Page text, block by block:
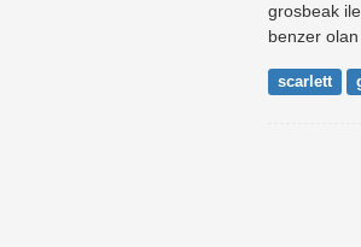
grosbeak
benzer olan
scarlett